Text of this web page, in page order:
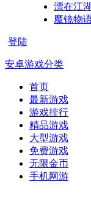
漂在江
魔镜物
登陆
安卓游戏分类
首页
最新游戏
游戏排行
精品游戏
大型游戏
免费游戏
无限金币
手机网游